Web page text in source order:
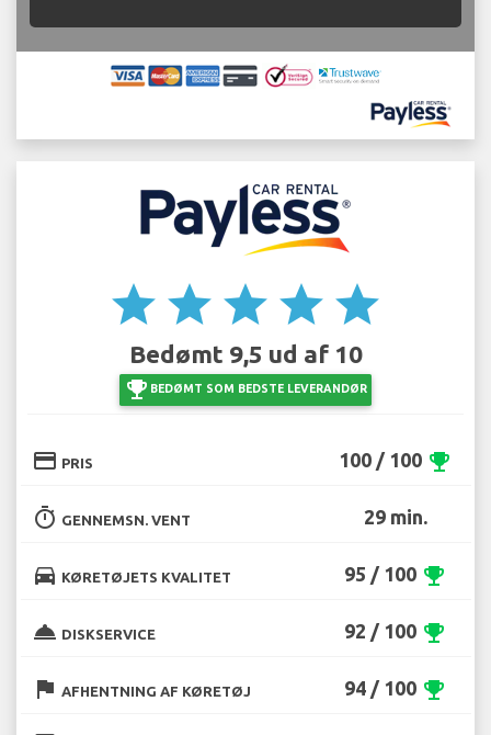
star star star star star
Bedømt 9,5 ud af 10
emoji_events BEDØMT SOM BEDSTE LEVERANDØR
credit_card PRIS 100 / 100 emoji_events
timer GENNEMSN. VENT 29 min.
directions_car KØRETØJETS KVALITET 95 / 100 emoji_events
room_service DISKSERVICE 92 / 100 emoji_events
flag AFHENTNING AF KØRETØJ 94 / 100 emoji_events